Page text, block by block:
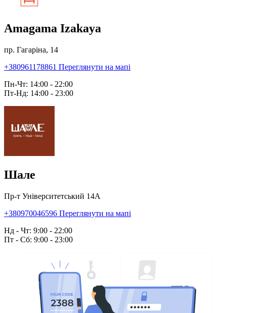
Amagama Izakaya
пр. Гагаріна, 14
+380961178861 Переглянути на мапі
Пн-Чт: 14:00 - 22:00
Пт-Нд: 14:00 - 23:00
Шале
Пр-т Університетський 14А
+380970046596 Переглянути на мапі
Нд - Чт: 9:00 - 22:00
Пт - Сб: 9:00 - 23:00